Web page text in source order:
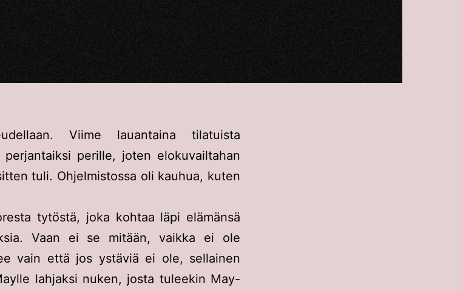
Viime lauantaina tilatuista
perille, joten elokuvailtahan
tuli. Ohjelmistossa oli kauhua, kuten
tytöstä, joka kohtaa läpi elämänsä
Vaan ei se mitään, vaikka ei ole
vain että jos ystäviä ei ole, sellainen
lahjaksi nuken, josta tuleekin May-